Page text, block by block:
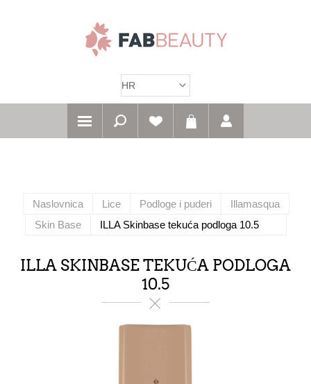
Naslovnica Lice Podloge i puderi
Illamasqua
Skin Base
ILLA Skinbase tekuća podloga 10.5
ILLA SKINBASE TEKUĆA PODLOGA
10.5